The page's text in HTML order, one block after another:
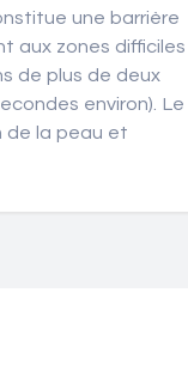
une barrière
aux zones difficiles
de plus de deux
environ). Le
de la peau et